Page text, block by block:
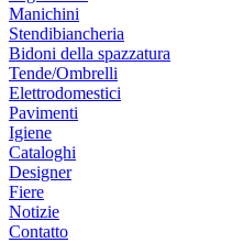
Manichini
Stendibiancheria
Bidoni della spazzatura
Tende/Ombrelli
Elettrodomestici
Pavimenti
Igiene
Cataloghi
Designer
Fiere
Notizie
Contatto